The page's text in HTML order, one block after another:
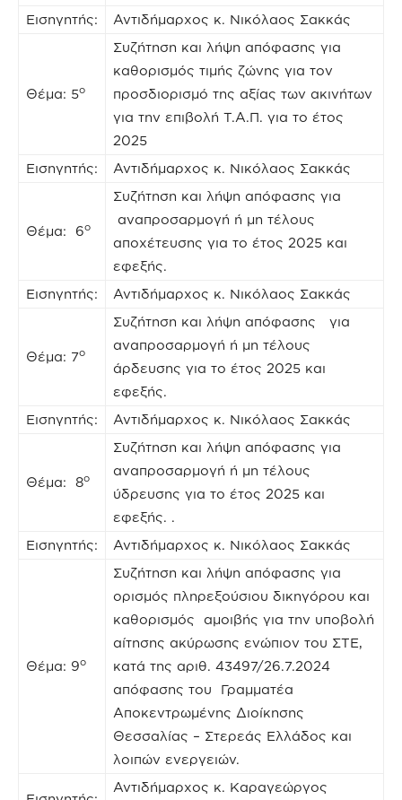
Εισηγητής:
Αντιδήμαρχος κ. Νικόλαος Σακκάς
Θέμα: 5ο
Συζήτηση και λήψη απόφασης για
καθορισμός τιμής ζώνης για τον
προσδιορισμό της αξίας των ακινήτων
για την επιβολή Τ.Α.Π. για το έτος
2025
Εισηγητής:
Αντιδήμαρχος κ. Νικόλαος Σακκάς
Θέμα: 6ο
Συζήτηση και λήψη απόφασης για
αναπροσαρμογή ή μη τέλους
αποχέτευσης για το έτος 2025 και
εφεξής.
Εισηγητής:
Αντιδήμαρχος κ. Νικόλαος Σακκάς
Θέμα: 7ο
Συζήτηση και λήψη απόφασης για
αναπροσαρμογή ή μη τέλους
άρδευσης για το έτος 2025 και
εφεξής.
Εισηγητής:
Αντιδήμαρχος κ. Νικόλαος Σακκάς
Θέμα: 8ο
Συζήτηση και λήψη απόφασης για
αναπροσαρμογή ή μη τέλους
ύδρευσης για το έτος 2025 και
εφεξής. .
Εισηγητής:
Αντιδήμαρχος κ. Νικόλαος Σακκάς
Θέμα: 9ο
Συζήτηση και λήψη απόφασης για
ορισμός πληρεξούσιου δικηγόρου και
καθορισμός αμοιβής για την υποβολή
αίτησης ακύρωσης ενώπιον του ΣΤΕ,
κατά της αριθ. 43497/26.7.2024
απόφασης του Γραμματέα
Αποκεντρωμένης Διοίκησης
Θεσσαλίας – Στερεάς Ελλάδος και
λοιπών ενεργειών.
Αντιδήμαρχος κ. Καραγεώργος